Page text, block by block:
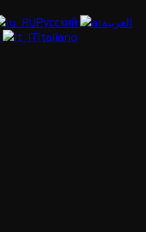
Русский
العربية
Italiano